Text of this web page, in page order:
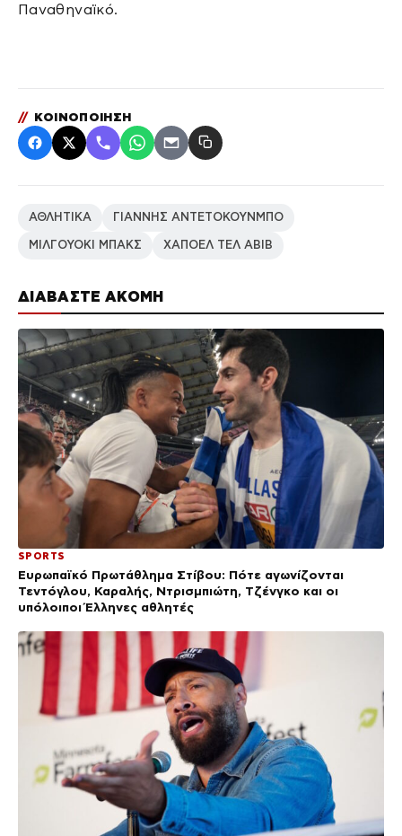
ΔΙΑΒΑΣΤΕ ΑΚΟΜΗ
SPORTS
Ευρωπαϊκό Πρωτάθλημα Στίβου: Πότε αγωνίζονται
Τεντόγλου, Καραλής, Ντρισμπιώτη, Τζένγκο και οι
υπόλοιποι Έλληνες αθλητές
Παναθηναϊκό.
// ΚΟΙΝΟΠΟΙΗΣΗ
ΑΘΛΗΤΙΚΑ ΓΙΑΝΝΗΣ ΑΝΤΕΤΟΚΟΥΝΜΠΟ
ΜΙΛΓΟΥΟΚΙ ΜΠΑΚΣ ΧΑΠΟΕΛ ΤΕΛ ΑΒΙΒ